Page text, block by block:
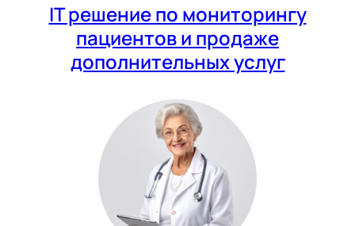
IT решение по мониторингу
пациентов и продаже
дополнительных услуг